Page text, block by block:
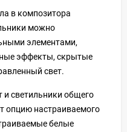
в композитора
можно
элементами,
эффекты, скрытые
свет.
и светильники общего
опцию настраиваемого
белые